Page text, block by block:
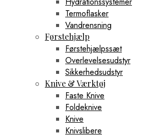
Termoflasker
Vandrensning
Førstehjælp
Førstehjælpssæt
Overlevelsesudstyr
Sikkerhedsudstyr
Knive & Værktøj
Faste Knive
Foldeknive
Knive
Knivslibere